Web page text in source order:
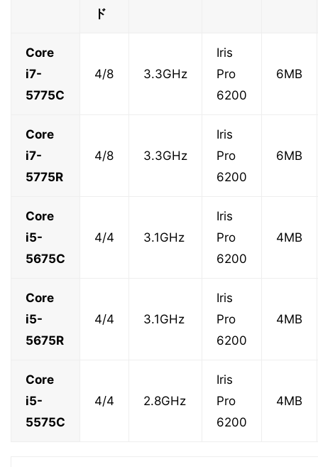
ド
Core
i7-
5775C
4/8 3.3GHz
Iris
Pro
6200
6MB
Core
i7-
5775R
4/8 3.3GHz
Iris
Pro
6200
6MB
Core
i5-
5675C
4/4 3.1GHz
Iris
Pro
6200
4MB
Core
i5-
5675R
4/4 3.1GHz
Iris
Pro
6200
4MB
Core
i5-
5575C
4/4 2.8GHz
Iris
Pro
6200
4MB